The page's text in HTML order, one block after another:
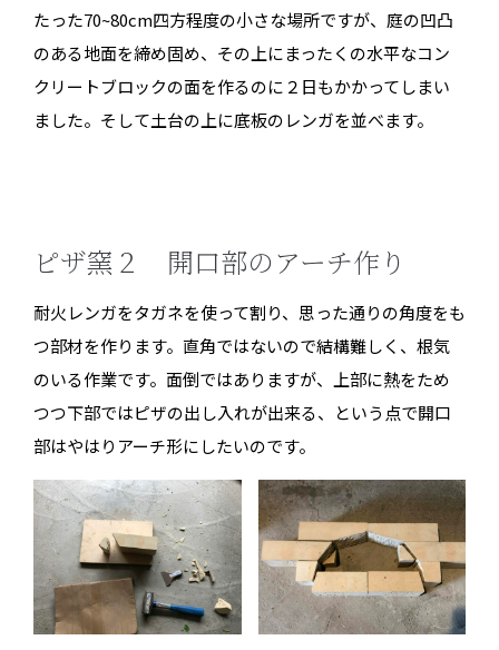
たった70~80cm四方程度の小さな場所ですが、庭の凹凸
のある地面を締め固め、その上にまったくの水平なコン
クリートブロックの面を作るのに２日もかかってしまい
ました。そして土台の上に底板のレンガを並べます。
ピザ窯２ 開口部のアーチ作り
耐火レンガをタガネを使って割り、思った通りの角度をも
つ部材を作ります。直角ではないので結構難しく、根気
のいる作業です。面倒ではありますが、上部に熱をため
つつ下部ではピザの出し入れが出来る、という点で開口
部はやはりアーチ形にしたいのです。